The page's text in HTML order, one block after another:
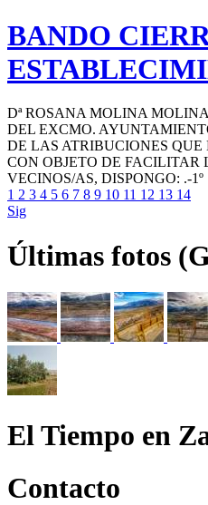
BANDO
Dª ROSANA MOLINA
DEL EXCMO.
DE LAS ATRIBUCIONES
CON OBJETO DE
VECINOS/AS, DISPONGO: .-1º
1 2 3 4 5 6 7 8 9 10 11 12 13 14
Sig
Últimas fotos
El Tiempo en
Contacto